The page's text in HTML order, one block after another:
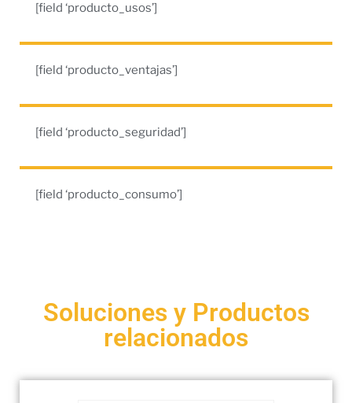
[field ‘producto_usos’]
[field ‘producto_ventajas’]
[field ‘producto_seguridad’]
[field ‘producto_consumo’]
Soluciones y Productos
relacionados